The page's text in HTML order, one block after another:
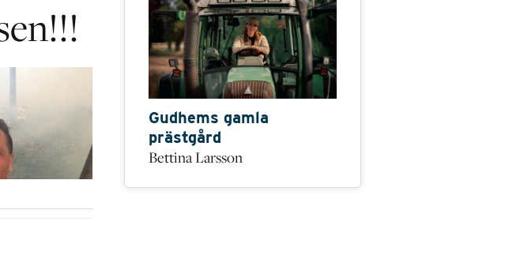
Gudhems gamla
prästgård
Bettina Larsson